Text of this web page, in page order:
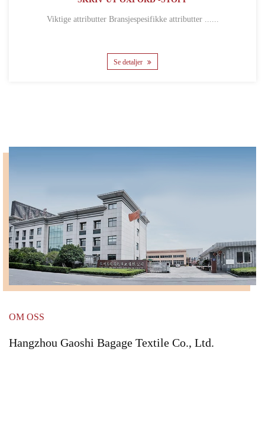
Se detaljer
OM OSS
Hangzhou Gaoshi Bagage Textile Co., Ltd.